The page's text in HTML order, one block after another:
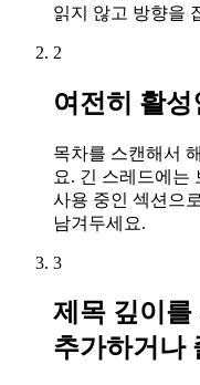
읽지 않고 방향을
2
여전히 활성
목차를 스캔해서
요. 긴 스레드에는
사용 중인 섹션으
남겨두세요.
3
제목 깊이를
추가하거나